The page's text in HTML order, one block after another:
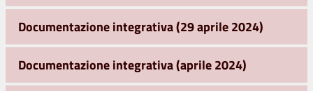
Documentazione integrativa (29 aprile 2024)
Documentazione integrativa (aprile 2024)